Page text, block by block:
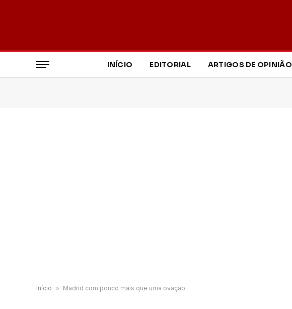
INÍCIO EDITORIAL ARTIGOS DE OPINIÃO
Início » Madrid com pouco mais que uma ovação